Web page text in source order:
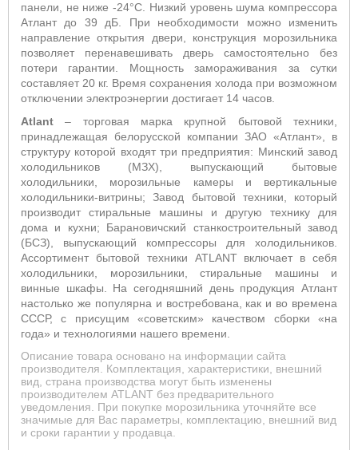
панели, не ниже -24°С. Низкий уровень шума компрессора
Атлант до 39 дБ. При необходимости можно изменить
направление открытия двери, конструкция морозильника
позволяет перенавешивать дверь самостоятельно без
потери гарантии. Мощность замораживания за сутки
составляет 20 кг. Время сохранения холода при возможном
отключении электроэнергии достигает 14 часов.
Atlant – торговая марка крупной бытовой техники,
принадлежащая белорусской компании ЗАО «Атлант», в
структуру которой входят три предприятия: Минский завод
холодильников (МЗХ), выпускающий бытовые
холодильники, морозильные камеры и вертикальные
холодильники-витрины; Завод бытовой техники, который
производит стиральные машины и другую технику для
дома и кухни; Барановичский станкостроительный завод
(БСЗ), выпускающий компрессоры для холодильников.
Ассортимент бытовой техники ATLANT включает в себя
холодильники, морозильники, стиральные машины и
винные шкафы. На сегодняшний день продукция Атлант
настолько же популярна и востребована, как и во времена
СССР, с присущим «советским» качеством сборки «на
года» и технологиями нашего времени.
Описание товара основано на информации сайта
производителя. Комплектация, характеристики, внешний
вид, страна производства могут быть изменены
производителем ATLANT без предварительного
уведомления. При покупке морозильника уточняйте все
значимые для Вас параметры, комплектацию, внешний вид
и сроки гарантии у продавца.